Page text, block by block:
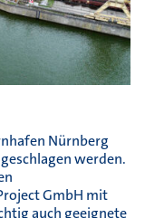
Nürnberg
werden.
GmbH mit
auch geeignete